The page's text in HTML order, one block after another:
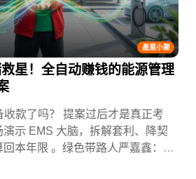
產業小聚
星！全自动赚钱的能源管理
收款了吗？ 提案过后才是真正考
示 EMS 大脑，拆解套利、降契
本年限 。绿色带路人严嘉鑫：